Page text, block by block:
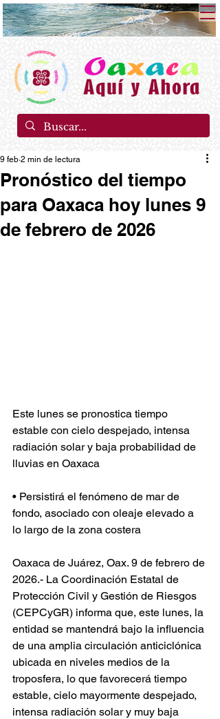
Pronóstico del tiempo
para Oaxaca hoy lunes 9
de febrero de 2026
9 feb 2 min de lectura
Este lunes se pronostica tiempo
estable con cielo despejado, intensa
radiación solar y baja probabilidad de
lluvias en Oaxaca
• Persistirá el fenómeno de mar de
fondo, asociado con oleaje elevado a
lo largo de la zona costera
Oaxaca de Juárez, Oax. 9 de febrero de
2026.- La Coordinación Estatal de
Protección Civil y Gestión de Riesgos
(CEPCyGR) informa que, este lunes, la
entidad se mantendrá bajo la influencia
de una amplia circulación anticiclónica
ubicada en niveles medios de la
troposfera, lo que favorecerá tiempo
estable, cielo mayormente despejado,
intensa radiación solar y muy baja